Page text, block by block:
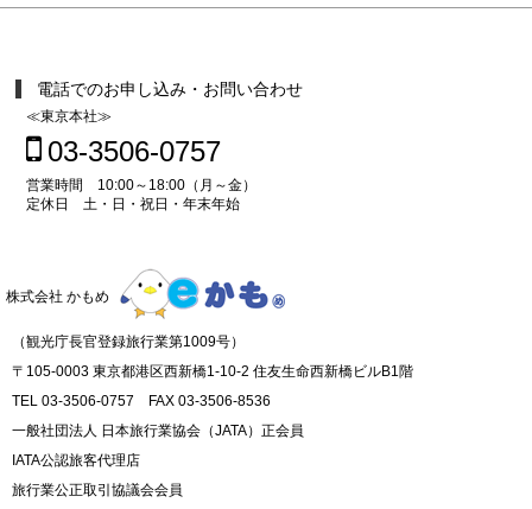
電話でのお申し込み・お問い合わせ
≪東京本社≫
03-3506-0757
営業時間 10:00～18:00（月～金）
定休日 土・日・祝日・年末年始
株式会社 かもめ
（観光庁長官登録旅行業第1009号）
〒105-0003 東京都港区西新橋1-10-2 住友生命西新橋ビルB1階
TEL 03-3506-0757 FAX 03-3506-8536
一般社団法人 日本旅行業協会（JATA）正会員
IATA公認旅客代理店
旅行業公正取引協議会会員